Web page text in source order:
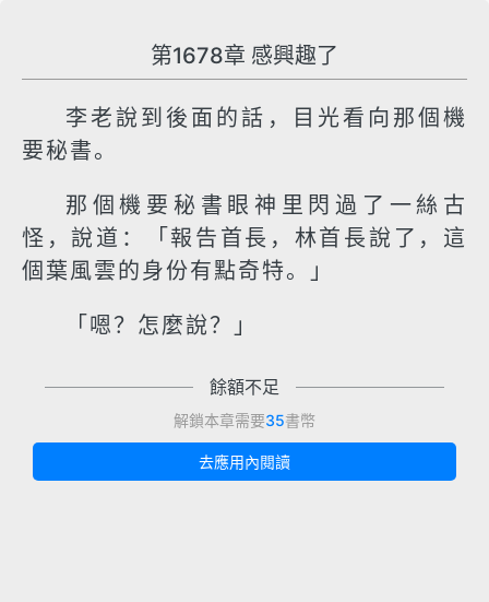
第1678章 感興趣了
李老說到後面的話，目光看向那個機
要秘書。
那個機要秘書眼神里閃過了一絲古
怪，說道：「報告首長，林首長說了，這
個葉風雲的身份有點奇特。」
「嗯？怎麼說？」
餘額不足
解鎖本章需要35書幣
去應用內閱讀